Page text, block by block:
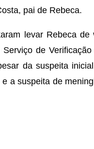
pai de Rebeca.
levar Rebeca
de
da suspeita
a suspeita de